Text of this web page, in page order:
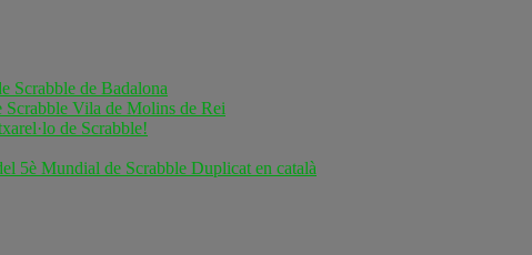
Scrabble de Badalona
Vila de Molins de Rei
de Scrabble!
5è Mundial de Scrabble Duplicat en català